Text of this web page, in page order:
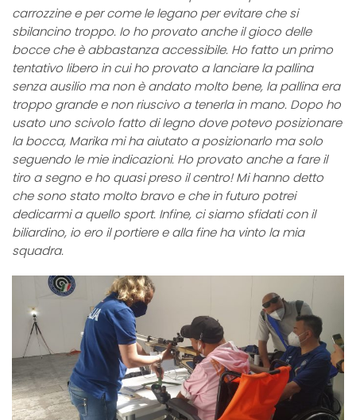
carrozzine e per come le legano per evitare che si
sbilancino troppo. Io ho provato anche il gioco delle
bocce che è abbastanza accessibile. Ho fatto un primo
tentativo libero in cui ho provato a lanciare la pallina
senza ausilio ma non è andato molto bene, la pallina era
troppo grande e non riuscivo a tenerla in mano. Dopo ho
usato uno scivolo fatto di legno dove potevo posizionare
la bocca, Marika mi ha aiutato a posizionarlo ma solo
seguendo le mie indicazioni. Ho provato anche a fare il
tiro a segno e ho quasi preso il centro! Mi hanno detto
che sono stato molto bravo e che in futuro potrei
dedicarmi a quello sport. Infine, ci siamo sfidati con il
biliardino, io ero il portiere e alla fine ha vinto la mia
squadra.